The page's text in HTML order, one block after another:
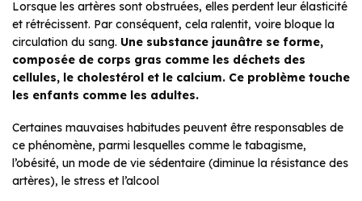
Lorsque les artères sont obstruées, elles perdent leur élasticité
et rétrécissent. Par conséquent, cela ralentit, voire bloque la
circulation du sang. Une substance jaunâtre se forme,
composée de corps gras comme les déchets des
cellules, le cholestérol et le calcium. Ce problème touche
les enfants comme les adultes.
Certaines mauvaises habitudes peuvent être responsables de
ce phénomène, parmi lesquelles comme le tabagisme,
l’obésité, un mode de vie sédentaire (diminue la résistance des
artères), le stress et l’alcool